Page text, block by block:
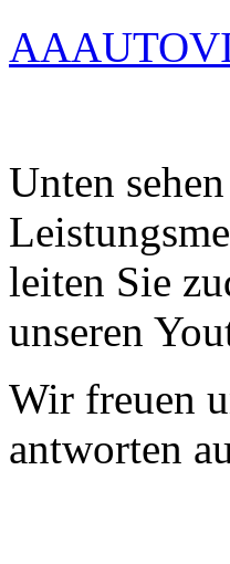
Unten
leiten Sie
unseren
Wir freuen
antworten